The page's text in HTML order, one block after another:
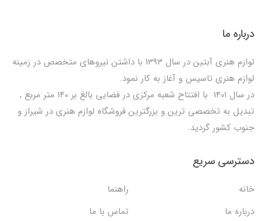
درباره ما
لوازم هنری آبتین در سال 1393 با داشتن نیروهای متخصص در زمینه
لوازم هنری تاسیس و آغاز به کار نمود.
در سال 1401 با افتتاح شعبه مرکزی در فضایی بالغ بر 140 متر مربع ,
تبدیل به تخصصی ترین و بزرگترین فروشگاه لوازم هنری در شیراز و
جنوب کشور گردید.
دسترسی سریع
خانه
راهنما
درباره ما
تماس با ما